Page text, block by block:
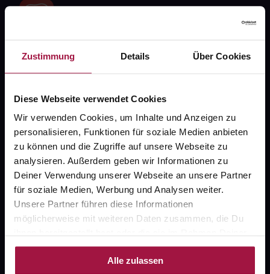
Zustimmung Details Über Cookies
Diese Webseite verwendet Cookies
Wir verwenden Cookies, um Inhalte und Anzeigen zu
personalisieren, Funktionen für soziale Medien anbieten
zu können und die Zugriffe auf unsere Webseite zu
analysieren. Außerdem geben wir Informationen zu
Deiner Verwendung unserer Webseite an unsere Partner
für soziale Medien, Werbung und Analysen weiter.
Unsere Partner führen diese Informationen
möglicherweise mit weiteren Daten zusammen, die Du
Nutzung der Dienste gesammelt haben.
Alle zulassen
Kontakt
FAQ
Widerrufsformular
gesund.de